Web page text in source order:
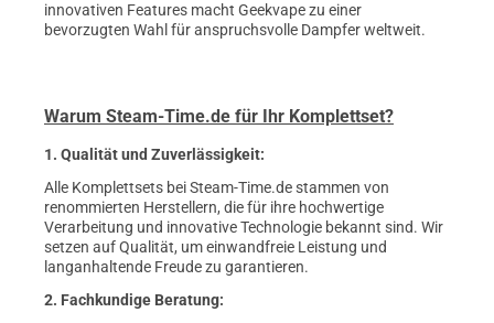
innovativen Features macht Geekvape zu einer
bevorzugten Wahl für anspruchsvolle Dampfer weltweit.
Warum Steam-Time.de für Ihr Komplettset?
1. Qualität und Zuverlässigkeit:
Alle Komplettsets bei Steam-Time.de stammen von
renommierten Herstellern, die für ihre hochwertige
Verarbeitung und innovative Technologie bekannt sind. Wir
setzen auf Qualität, um einwandfreie Leistung und
langanhaltende Freude zu garantieren.
2. Fachkundige Beratung: